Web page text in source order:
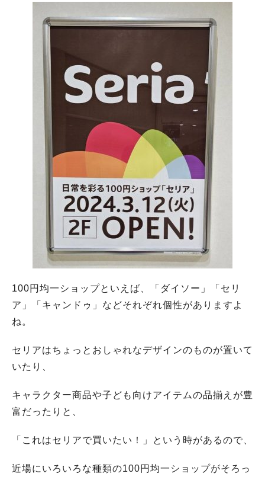
100円均一ショップといえば、「ダイソー」「セリ
ア」「キャンドゥ」などそれぞれ個性がありますよ
ね。
セリアはちょっとおしゃれなデザインのものが置いて
いたり、
キャラクター商品や子ども向けアイテムの品揃えが豊
富だったりと、
「これはセリアで買いたい！」という時があるので、
近場にいろいろな種類の100円均一ショップがそろっ